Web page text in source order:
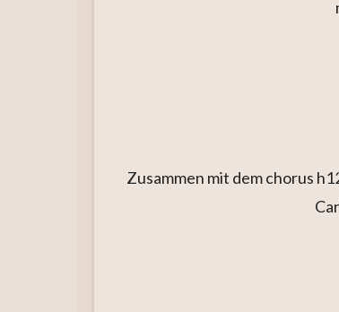
Zusammen mit dem chorus